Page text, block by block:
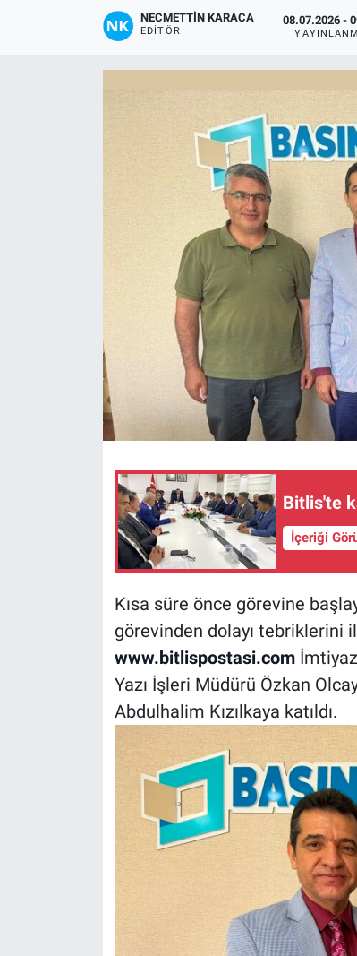
NECMETTIN KARACA
EDITÖR
08.07.2026 -
Bitlis'te
İçeriği
Kısa süre önce görevine
görevinden dolayı tebriklerini
www.bitlispostasi.comİmtiyaz
Yazı İşleri Müdürü Özkan
Abdulhalim Kızılkaya katıldı.
Gündem
Magazin